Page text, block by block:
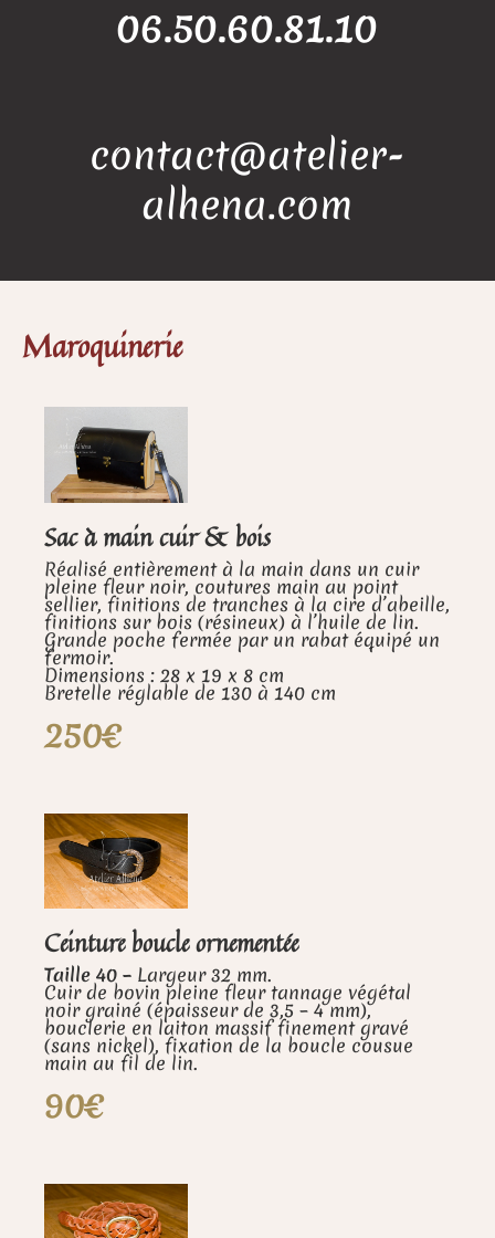
06.50.60.81.10
contact@atelier-
alhena.com
Maroquinerie
Sac à main cuir & bois
Réalisé entièrement à la main dans un cuir
pleine fleur noir, coutures main au point
sellier, finitions de tranches à la cire d’abeille,
finitions sur bois (résineux) à l’huile de lin.
Grande poche fermée par un rabat équipé un
fermoir.
Dimensions : 28 x 19 x 8 cm
Bretelle réglable de 130 à 140 cm
250€
Ceinture boucle ornementée
Taille 40 – Largeur 32 mm.
Cuir de bovin pleine fleur tannage végétal
noir grainé (épaisseur de 3,5 – 4 mm),
bouclerie en laiton massif finement gravé
(sans nickel), fixation de la boucle cousue
main au fil de lin.
90€